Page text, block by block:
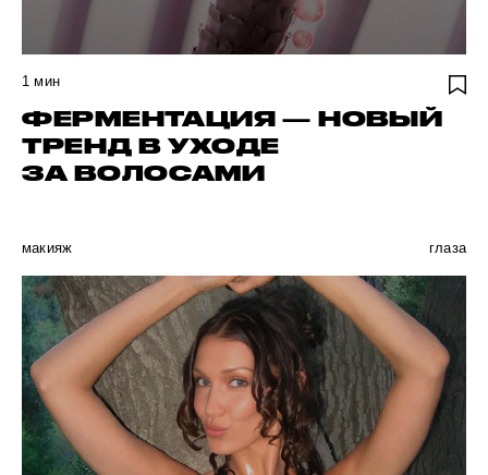
1 мин
ФЕРМЕНТАЦИЯ — НОВЫЙ
ТРЕНД В УХОДЕ
ЗА ВОЛОСАМИ
макияж глаза